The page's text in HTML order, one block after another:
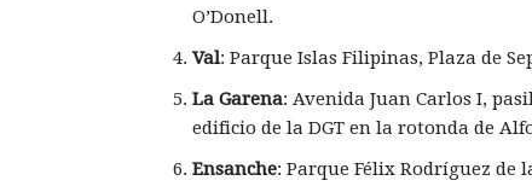
O’Donell.
Val: Parque Islas Filipinas, Plaza de
La Garena: Avenida Juan Carlos I,
edificio de la DGT en la rotonda de
Ensanche: Parque Félix Rodríguez de